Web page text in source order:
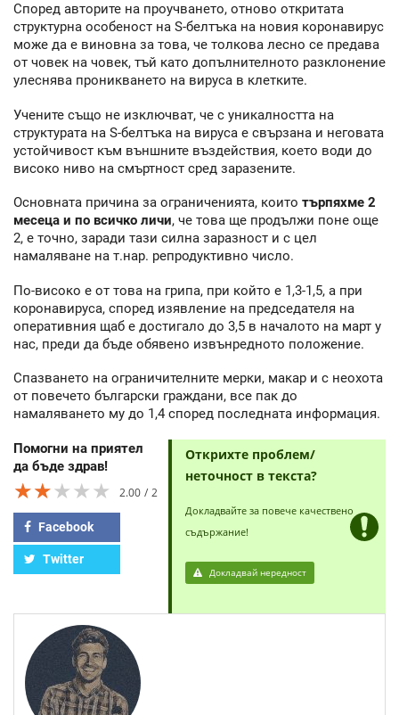
Според авторите на проучването, отново откритата
структурна особеност на S-белтъка на новия коронавирус
може да е виновна за това, че толкова лесно се предава
от човек на човек, тъй като допълнителното разклонение
улеснява проникването на вируса в клетките.
Учените също не изключват, че с уникалността на
структурата на S-белтъка на вируса е свързана и неговата
устойчивост към външните въздействия, което води до
високо ниво на смъртност сред заразените.
Основната причина за ограниченията, които търпяхме 2
месеца и по всичко личи, че това ще продължи поне още
2, е точно, заради тази силна заразност и с цел
намаляване на т.нар. репродуктивно число.
По-високо е от това на грипа, при който е 1,3-1,5, а при
коронавируса, според изявление на председателя на
оперативния щаб е достигало до 3,5 в началото на март у
нас, преди да бъде обявено извънредното положение.
Спазването на ограничителните мерки, макар и с неохота
от повечето български граждани, все пак до
намаляването му до 1,4 според последната информация.
Помогни на приятел
да бъде здрав!
★★★★★
★★★★★
★★★★★ 2.00 2
Facebook
Twitter
Открихте проблем/
неточност в текста?
Докладвайте за повече качествено
съдържание!
Докладвай нередност